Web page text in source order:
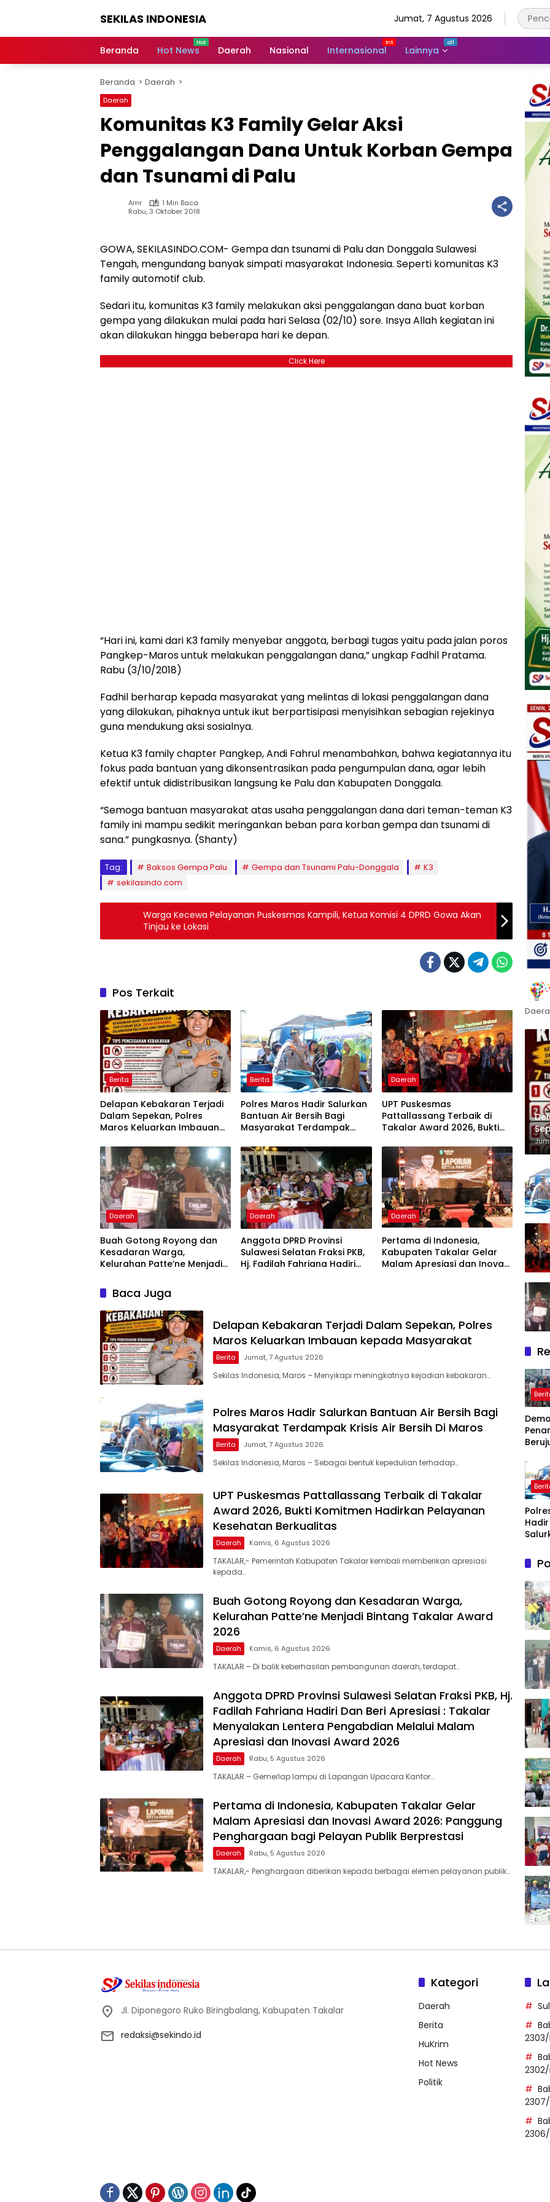
SEKILAS INDONESIA
Terkini,
Latest
World,
Headlines,
News
Jumat, 7 Agustus 2026
Beranda Hot News Daerah Nasional Internasional Lainnya
Beranda Daerah
Daerah
Komunitas K3 Family Gelar Aksi
Penggalangan Dana Untuk Korban Gempa
dan Tsunami di Palu
Amr
1 Min Baca
Rabu, 3 Oktober 2018
GOWA, SEKILASINDO.COM- Gempa dan tsunami di Palu dan Donggala Sulawesi
Tengah, mengundang banyak simpati masyarakat Indonesia. Seperti komunitas K3
family automotif club.
Sedari itu, komunitas K3 family melakukan aksi penggalangan dana buat korban
gempa yang dilakukan mulai pada hari Selasa (02/10) sore. Insya Allah kegiatan ini
akan dilakukan hingga beberapa hari ke depan.
Click Here
“Hari ini, kami dari K3 family menyebar anggota, berbagi tugas yaitu pada jalan poros
Pangkep-Maros untuk melakukan penggalangan dana,” ungkap Fadhil Pratama.
Rabu (3/10/2018)
Fadhil berharap kepada masyarakat yang melintas di lokasi penggalangan dana
yang dilakukan, pihaknya untuk ikut berpartisipasi menyisihkan sebagian rejekinya
guna mendukung aksi sosialnya.
Ketua K3 family chapter Pangkep, Andi Fahrul menambahkan, bahwa kegiatannya itu
fokus pada bantuan yang dikonsentrasikan pada pengumpulan dana, agar lebih
efektif untuk didistribusikan langsung ke Palu dan Kabupaten Donggala.
“Semoga bantuan masyarakat atas usaha penggalangan dana dari teman-teman K3
family ini mampu sedikit meringankan beban para korban gempa dan tsunami di
sana.” pungkasnya. (Shanty)
Tag: Baksos Gempa Palu Gempa dan Tsunami Palu-Donggala
K3
sekilasindo.com
Warga Kecewa Pelayanan Puskesmas Kampili, Ketua Komisi 4 DPRD Gowa Akan
Tinjau ke Lokasi
Pos Terkait
Berita
Delapan Kebakaran Terjadi
Dalam Sepekan, Polres
Maros Keluarkan Imbauan
Berita
Polres Maros Hadir Salurkan
Bantuan Air Bersih Bagi
Masyarakat Terdampak
Daerah
UPT Puskesmas
Pattallassang Terbaik di
Takalar Award 2026, Bukti
Pelayanan Kesehatan
Berkualitas
Daerah
Buah Gotong Royong dan
Kesadaran Warga,
Kelurahan Patte’ne Menjadi
Daerah
Anggota DPRD Provinsi
Sulawesi Selatan Fraksi PKB,
Hj. Fadilah Fahriana Hadiri
2026
Daerah
Pertama di Indonesia,
Kabupaten Takalar Gelar
Malam Apresiasi dan Inovasi
Baca Juga
Delapan Kebakaran Terjadi Dalam Sepekan, Polres
Maros Keluarkan Imbauan kepada Masyarakat
Berita Jumat, 7 Agustus 2026
Sekilas Indonesia, Maros – Menyikapi meningkatnya kejadian kebakaran…
Polres Maros Hadir Salurkan Bantuan Air Bersih Bagi
Masyarakat Terdampak Krisis Air Bersih Di Maros
Berita Jumat, 7 Agustus 2026
Sekilas Indonesia, Maros – Sebagai bentuk kepedulian terhadap…
UPT Puskesmas Pattallassang Terbaik di Takalar
Award 2026, Bukti Komitmen Hadirkan Pelayanan
Kesehatan Berkualitas
Daerah Kamis, 6 Agustus 2026
TAKALAR,- Pemerintah Kabupaten Takalar kembali memberikan apresiasi
kepada…
Buah Gotong Royong dan Kesadaran Warga,
Kelurahan Patte’ne Menjadi Bintang Takalar Award
2026
Daerah Kamis, 6 Agustus 2026
TAKALAR – Di balik keberhasilan pembangunan daerah, terdapat…
Anggota DPRD Provinsi Sulawesi Selatan Fraksi PKB, Hj.
Fadilah Fahriana Hadiri Dan Beri Apresiasi : Takalar
Menyalakan Lentera Pengabdian Melalui Malam
Apresiasi dan Inovasi Award 2026
Daerah Rabu, 5 Agustus 2026
TAKALAR – Gemerlap lampu di Lapangan Upacara Kantor…
Pertama di Indonesia, Kabupaten Takalar Gelar
Malam Apresiasi dan Inovasi Award 2026: Panggung
Penghargaan bagi Pelayan Publik Berprestasi
Daerah Rabu, 5 Agustus 2026
TAKALAR,- Penghargaan diberikan kepada berbagai elemen pelayanan publik…
Demo
Timur
Hadir
Krisis
Jl. Diponegoro Ruko Biringbalang, Kabupaten Takalar
redaksi@sekindo.id
Kategori
Daerah
Berita
HuKrim
Hot News
Politik